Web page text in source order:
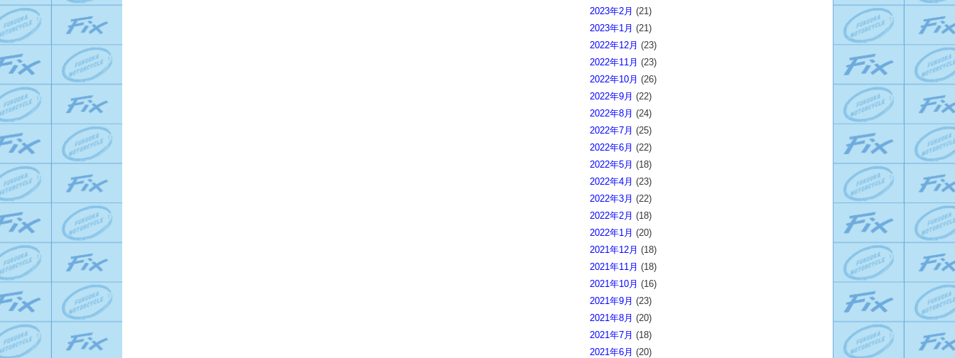
2023年2月 (21)
2023年1月 (21)
2022年12月 (23)
2022年11月 (23)
2022年10月 (26)
2022年9月 (22)
2022年8月 (24)
2022年7月 (25)
2022年6月 (22)
2022年5月 (18)
2022年4月 (23)
2022年3月 (22)
2022年2月 (18)
2022年1月 (20)
2021年12月 (18)
2021年11月 (18)
2021年10月 (16)
2021年9月 (23)
2021年8月 (20)
2021年7月 (18)
2021年6月 (20)